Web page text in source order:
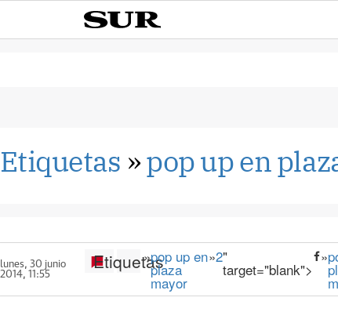
Etiquetas »pop up en
lunes, 30 junio
2014, 11:55
Etiquetas
»pop up en
plaza
mayor
»2"
target="blank">
»